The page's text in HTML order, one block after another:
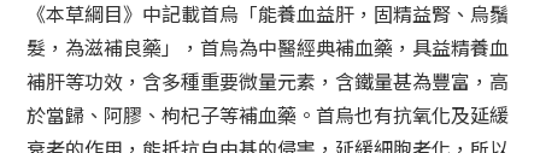
《本草綱目》中記載首烏「能養血益肝，固精益腎、烏鬚
髮，為滋補良藥」，首烏為中醫經典補血藥，具益精養血
補肝等功效，含多種重要微量元素，含鐵量甚為豐富，高
於當歸、阿膠、枸杞子等補血藥。首烏也有抗氧化及延緩